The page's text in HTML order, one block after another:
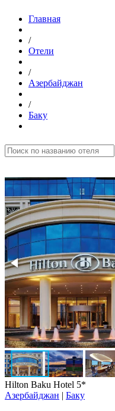
Главная
/
Отели
/
Азербайджан
/
Баку
Hilton Baku Hotel 5*
Азербайджан | Баку